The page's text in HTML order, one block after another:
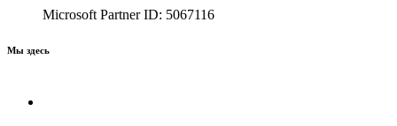
Microsoft Partner ID: 5067116
Мы здесь